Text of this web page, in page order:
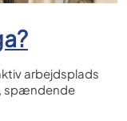
arbejdsplads
spændende